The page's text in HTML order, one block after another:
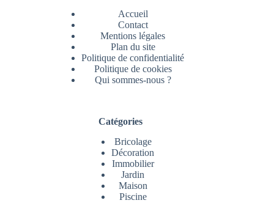
Accueil
Contact
Mentions légales
Plan du site
Politique de confidentialité
Politique de cookies
Qui sommes-nous ?
Catégories
Bricolage
Décoration
Immobilier
Jardin
Maison
Piscine